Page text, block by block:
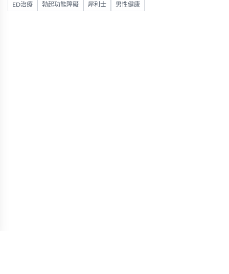
ED治療 勃起功能障礙 犀利士 男性健康